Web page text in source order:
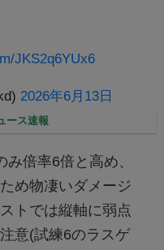
JKS2q6YUx6
2026年6月13日
ース速報
倍率6倍と高め、
め物凄いダメージ
トでは縦軸に弱点
意(試練6のラスゲ